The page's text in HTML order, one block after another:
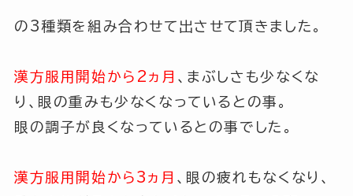
の3種類を組み合わせて出させて頂きました。
漢方服用開始から2ヵ月 、まぶしさも少なくな
り、眼の重みも少なくなっているとの事。
眼の調子が良くなっているとの事でした。
漢方服用開始から3ヵ月 、眼の疲れもなくなり、